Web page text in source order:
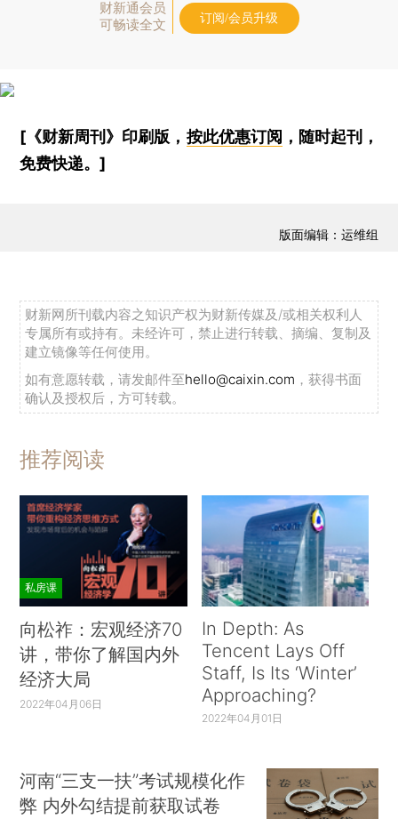
财新通会员
可畅读全文
订阅/会员升级
[《财新周刊》印刷版， 按此优惠订阅 ，随时起刊，
免费快递。]
版面编辑：运维组
财新网所刊载内容之知识产权为财新传媒及/或相关权利人
专属所有或持有。未经许可，禁止进行转载、摘编、复制及
建立镜像等任何使用。
如有意愿转载，请发邮件至hello@caixin.com ，获得书面
确认及授权后，方可转载。
推荐阅读
私房课
向松祚：宏观经济70
讲，带你了解国内外
经济大局
2022年04月06日
In Depth: As
Tencent Lays Off
Staff, Is Its ‘Winter’
Approaching?
2022年04月01日
河南“三支一扶”考试规模化作
弊 内外勾结提前获取试卷